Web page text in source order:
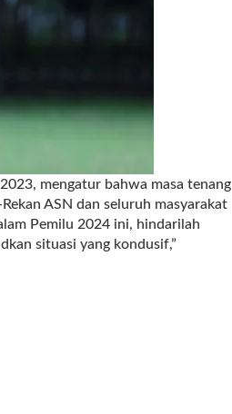
mengatur bahwa masa tenang
ASN dan seluruh masyarakat
Pemilu 2024 ini, hindarilah
situasi yang kondusif,”